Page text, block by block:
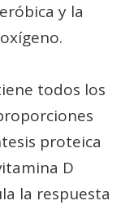
y la
todos los
proteica
D
la respuesta